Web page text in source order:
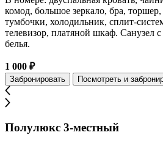
комод, большое зеркало, бра,
тумбочки, холодильник, сплит-
телевизор, платяной шкаф. Санузел
белья.
1 000 ₽
Забронировать Посмотреть и
Полулюкс 3-местный